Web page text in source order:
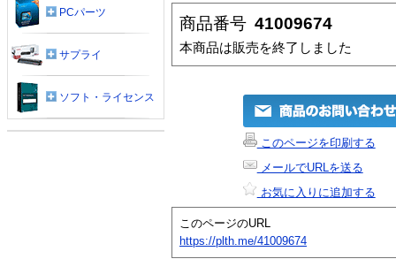
商品番号 41009674
本商品は販売を終了しました
このページを印刷する
メールでURLを送る
お気に入りに追加する
このページのURL
https://plth.me/41009674
PCパーツ
サプライ
ソフト・ライセンス